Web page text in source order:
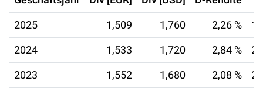
2025 1,509 1,760 2,26 %
2024 1,533 1,720 2,84 %
2023 1,552 1,680 2,08 %